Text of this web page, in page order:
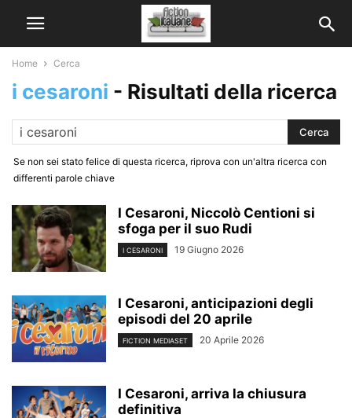
Home Cerca
i cesaroni - Risultati della ricerca
Se non sei stato felice di questa ricerca, riprova con un'altra ricerca con
differenti parole chiave
I Cesaroni, Niccolò Centioni si
sfoga per il suo Rudi
I CESARONI 19 Giugno 2026
I Cesaroni, anticipazioni degli
episodi del 20 aprile
FICTION MEDIASET 20 Aprile 2026
I Cesaroni, arriva la chiusura
definitiva